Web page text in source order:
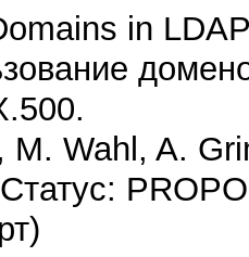
in
M. Wahl, A.
Статус: